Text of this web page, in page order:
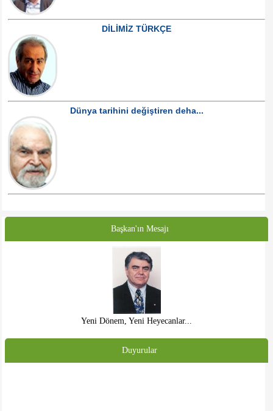
Başkan'ın Mesajı
Yeni Dönem, Yeni Heyecanlar...
Duyurular
DİLİMİZ TÜRKÇE
Dünya tarihini değiştiren deha...